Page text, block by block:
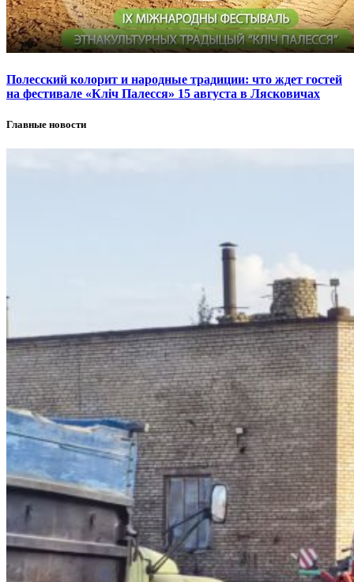
Полесский колорит и народные традиции: что ждет гостей
на фестивале «Кліч Палесся» 15 августа в Лясковичах
Главные новости